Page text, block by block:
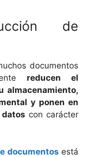
de
documentos
reducen el
almacenamiento,
y ponen en
con carácter
documentos está